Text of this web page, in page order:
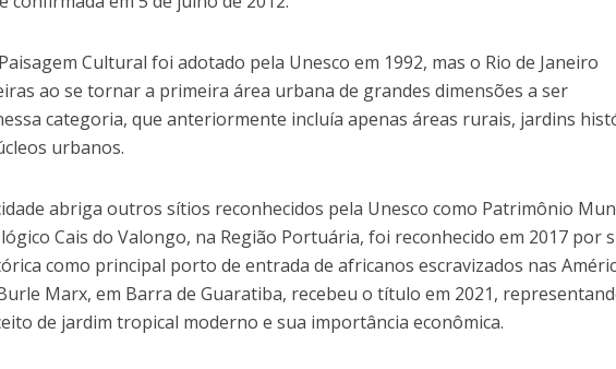
Cultural foi adotado pela Unesco em 1992, mas o Rio de Janeiro
ao se tornar a primeira área urbana de grandes dimensões a ser
categoria, que anteriormente incluía apenas áreas rurais, jardins
urbanos.
abriga outros sítios reconhecidos pela Unesco como Patrimônio
Cais do Valongo, na Região Portuária, foi reconhecido em 2017 por
como principal porto de entrada de africanos escravizados nas
Marx, em Barra de Guaratiba, recebeu o título em 2021,
de jardim tropical moderno e sua importância econômica.